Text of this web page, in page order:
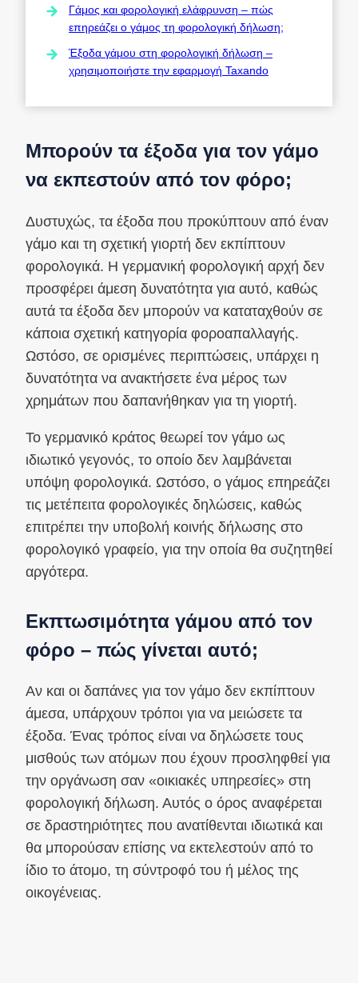
Γάμος και φορολογική ελάφρυνση – πώς
επηρεάζει ο γάμος τη φορολογική δήλωση;
Έξοδα γάμου στη φορολογική δήλωση –
χρησιμοποιήστε την εφαρμογή Taxando
Μπορούν τα έξοδα για τον γάμο
να εκπεστούν από τον φόρο;
Δυστυχώς, τα έξοδα που προκύπτουν από έναν
γάμο και τη σχετική γιορτή δεν εκπίπτουν
φορολογικά. Η γερμανική φορολογική αρχή δεν
προσφέρει άμεση δυνατότητα για αυτό, καθώς
αυτά τα έξοδα δεν μπορούν να καταταχθούν σε
κάποια σχετική κατηγορία φοροαπαλλαγής.
Ωστόσο, σε ορισμένες περιπτώσεις, υπάρχει η
δυνατότητα να ανακτήσετε ένα μέρος των
χρημάτων που δαπανήθηκαν για τη γιορτή.
Το γερμανικό κράτος θεωρεί τον γάμο ως
ιδιωτικό γεγονός, το οποίο δεν λαμβάνεται
υπόψη φορολογικά. Ωστόσο, ο γάμος επηρεάζει
τις μετέπειτα φορολογικές δηλώσεις, καθώς
επιτρέπει την υποβολή κοινής δήλωσης στο
φορολογικό γραφείο, για την οποία θα συζητηθεί
αργότερα.
Εκπτωσιμότητα γάμου από τον
φόρο – πώς γίνεται αυτό;
Αν και οι δαπάνες για τον γάμο δεν εκπίπτουν
άμεσα, υπάρχουν τρόποι για να μειώσετε τα
έξοδα. Ένας τρόπος είναι να δηλώσετε τους
μισθούς των ατόμων που έχουν προσληφθεί για
την οργάνωση σαν «οικιακές υπηρεσίες» στη
φορολογική δήλωση. Αυτός ο όρος αναφέρεται
σε δραστηριότητες που ανατίθενται ιδιωτικά και
θα μπορούσαν επίσης να εκτελεστούν από το
ίδιο το άτομο, τη σύντροφό του ή μέλος της
οικογένειας.